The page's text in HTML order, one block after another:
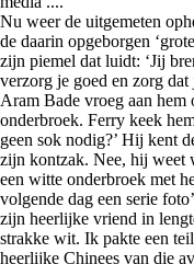
Nu weer de uitgemeten
de daarin opgeborgen
zijn piemel dat luidt: ‘Jij
verzorg je goed en zorg
Aram Bade vroeg aan hem
onderbroek. Ferry keek
geen sok nodig?’ Hij kent
zijn kontzak. Nee, hij weet
een witte onderbroek met
volgende dag een serie
zijn heerlijke vriend in
strakke wit. Ik pakte een
heerlijke Chinees van die